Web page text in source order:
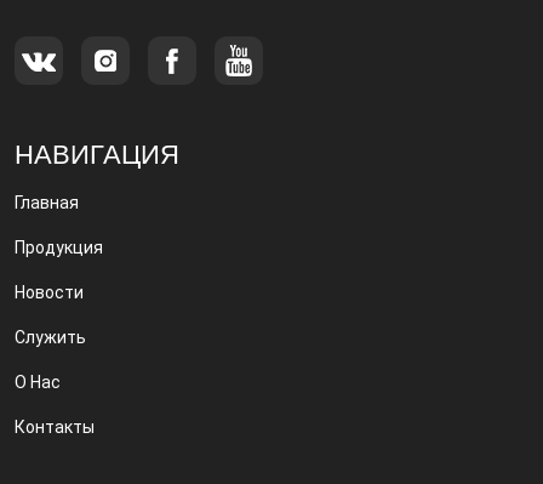
НАВИГАЦИЯ
Главная
Продукция
Новости
Служить
О Нас
Контакты